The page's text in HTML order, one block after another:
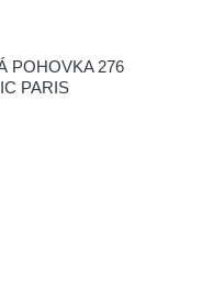
POHOVKA 276
PARIS